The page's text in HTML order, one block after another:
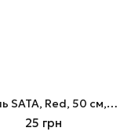
Кабель SATA, Red, 50 см, Atcom, угловой разъем, с защелками (10108)
25 грн